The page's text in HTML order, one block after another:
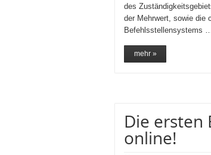
des
der Mehrwert, sowie die
Befehlsstellensystems
mehr »
Die ersten
online!